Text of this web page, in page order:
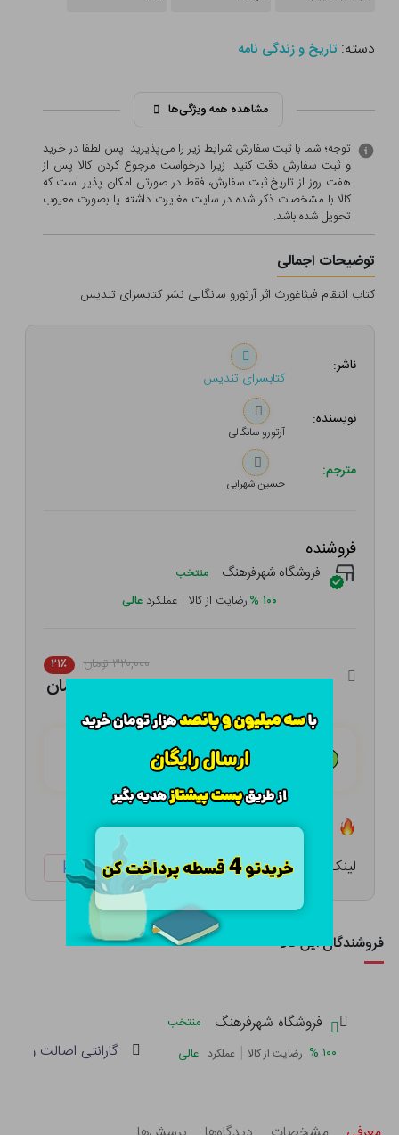
دسته:تاریخ و زندگی نامه
مشاهده همه ویژگی‌ها
توجه؛ شما با ثبت سفارش شرایط زیر را می‌پذیرید. پس لطفا در خرید
و ثبت سفارش دقت کنید. زیرا درخواست مرجوع کردن کالا پس از
هفت روز از تاریخ ثبت سفارش، فقط در صورتی امکان پذیر است که
کالا با مشخصات ذکر شده در سایت مغایرت داشته یا بصورت معيوب
تحویل شده باشد.
توضیحات اجمالی
کتاب انتقام فیثاغورث اثر آرتورو سانگالی نشر کتابسرای تندیس
ناشر:
کتابسرای تندیس
نویسنده:
آرتورو سانگالی
مترجم:
حسین شهرابی
فروشنده
فروشگاه شهرفرهنگ منتخب
۱۰۰ %رضایت از کالا | عملکرد عالی
۳۲۰,۰۰۰ تومان ۲۱٪
۲۵۲,۸۰۰ تومان
هـر قسط با تــرب‌پــی:
تعداد ۲ عدد در انبار موجود است
لینک کوتاه: ketabtala.com/sbp-52362
فروشندگان این کالا
فروشگاه شهرفرهنگ
منتخب
۱۰۰ % رضایت از کالا | عملکرد عالی گارانتی اصالت و